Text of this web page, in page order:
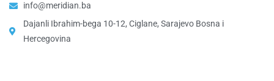
info@meridian.ba
Dajanli Ibrahim-bega 10-12, Ciglane, Sarajevo Bosna i
Hercegovina​